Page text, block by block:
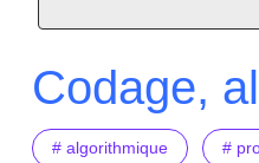
Codage,
# algorithmique #